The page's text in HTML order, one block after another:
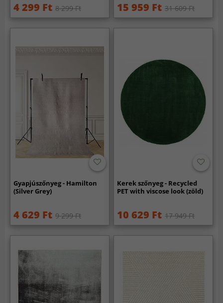
4 299 Ft 8 299 Ft 15 959 Ft 31 609 Ft
Gyapjúszőnyeg - Hamilton
(Silver Grey)
4 629 Ft 9 299 Ft
Kerek szőnyeg - Recycled
PET with viscose look (zöld)
10 629 Ft 17 949 Ft